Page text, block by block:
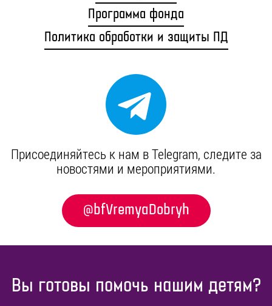
Программа фонда
Политика обработки и защиты ПД
Присоединяйтесь к нам в Telegram, cледите за
новостями и мероприятиями.
@bfVremyaDobryh
Вы готовы помочь нашим детям?